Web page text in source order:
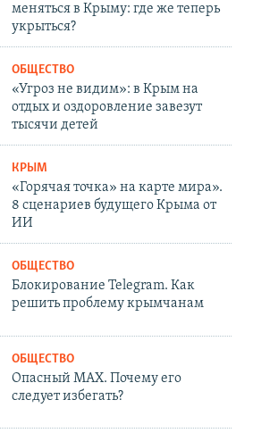
меняться в Крыму: где же теперь
укрыться?
ОБЩЕСТВО
«Угроз не видим»: в Крым на
отдых и оздоровление завезут
тысячи детей
КРЫМ
«Горячая точка» на карте мира».
8 сценариев будущего Крыма от
ИИ
ОБЩЕСТВО
Блокирование Telegram. Как
решить проблему крымчанам
ОБЩЕСТВО
Опасный MAX. Почему его
следует избегать?